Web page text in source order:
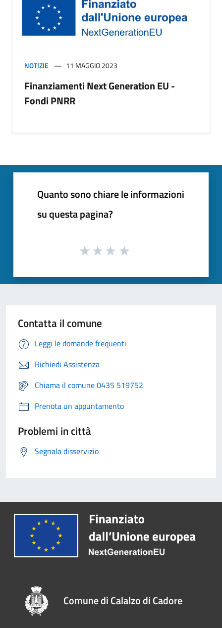
NOTIZIE 11 MAGGIO 2023
Finanziamenti Next Generation EU -
Fondi PNRR
Quanto sono chiare le informazioni
su questa pagina?
Contatta il comune
Leggi le domande frequenti
Richiedi Assistenza
Chiama il comune 0435 519752
Prenota un appuntamento
Problemi in città
Segnala disservizio
Comune di Calalzo di Cadore